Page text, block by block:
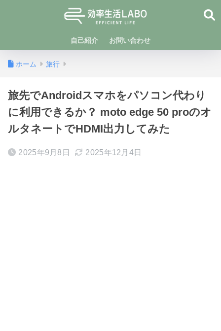
自己紹介 お問い合わせ
ホーム 旅行
旅先でAndroidスマホをパソコン代わり
に利用できるか？ moto edge 50 proのオ
ルタネートでHDMI出力してみた
2025年9月8日 2025年12月4日